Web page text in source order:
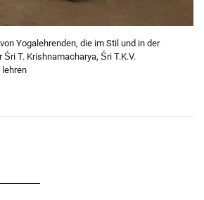
Yogalehrenden, die im Stil und in der
T. Krishnamacharya, Śri T.K.V.
lehren